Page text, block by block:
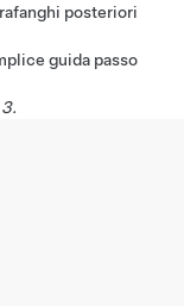
posteriori
guida passo